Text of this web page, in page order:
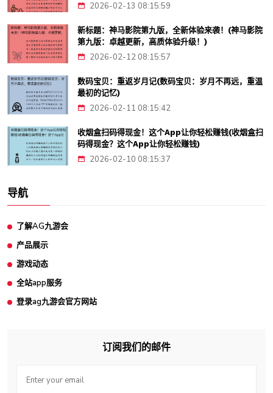
2026-02-13 08:15:59
新标题：神马影院第九版，全新体验来袭！(神马影院
第九版：卓越更新，高质体验升级！)
2026-02-12 08:15:57
数码宝贝：重返岁月记(数码宝贝：岁月不再远，重温
最初的记忆)
2026-02-11 08:15:42
收烟盒扫码得现金！这个App让你轻松赚钱(收烟盒扫
码得现金？这个App让你轻松赚钱)
2026-02-10 08:15:37
导航
了解AG九游会
产品展示
游戏动态
全站app服务
登录ag九游会官方网站
订阅我们的邮件